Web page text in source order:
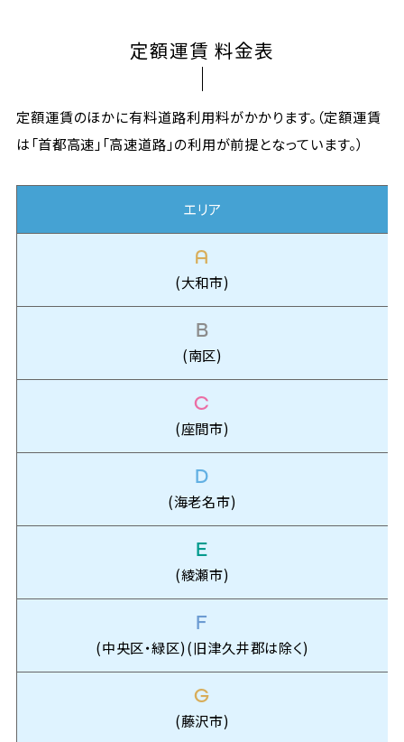
定額運賃 料金表
定額運賃のほかに有料道路利用料がかかります。（定額運賃
は「首都高速」「高速道路」の利用が前提となっています。）
エリア
A
(大和市)
B
(南区)
C
(座間市)
D
(海老名市)
E
(綾瀬市)
F
(中央区・緑区)(旧津久井郡は除く)
G
(藤沢市)